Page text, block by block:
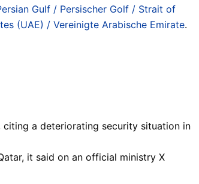
Gulf / Persischer Golf / Strait of
(UAE) / Vereinigte Arabische Emirate.
citing a deteriorating security situation in
it said on an official ministry X